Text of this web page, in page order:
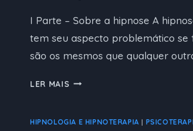
I Parte – Sobre a hipnose A
tem seu aspecto problemático se
são os mesmos que qualquer
LER MAIS TEMAS
OS
HIPNOLOGIA E HIPNOTERAPIA |